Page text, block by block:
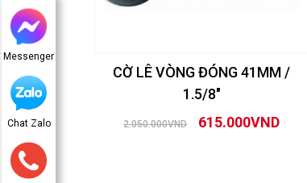
Messenger
Chat Zalo
CỜ LÊ VÒNG ĐÓNG 41MM /
1.5/8″
2.050.000VND 615.000VND